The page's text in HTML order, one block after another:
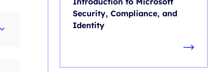
Security, Compliance, and
Identity